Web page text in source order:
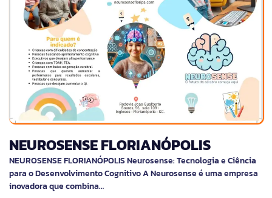
NEUROSENSE FLORIANÓPOLIS
NEUROSENSE FLORIANÓPOLIS Neurosense: Tecnologia e Ciência
para o Desenvolvimento Cognitivo A Neurosense é uma empresa
inovadora que combina…